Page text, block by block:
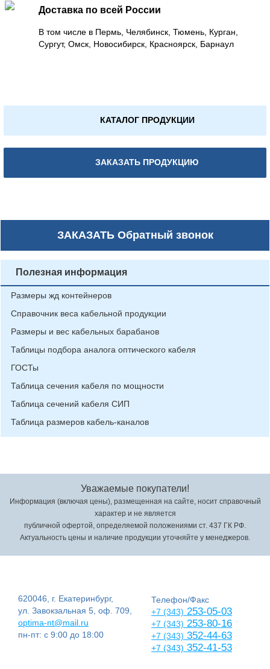
Доставка по всей России
В том числе в Пермь, Челябинск, Тюмень, Курган,
Сургут, Омск, Новосибирск, Красноярск, Барнаул
КАТАЛОГ ПРОДУКЦИИ
ЗАКАЗАТЬ ПРОДУКЦИЮ
ЗАКАЗАТЬОбратный звонок
Полезная информация
Размеры жд контейнеров
Справочник веса кабельной продукции
Размеры и вес кабельных барабанов
Таблицы подбора аналога оптического кабеля
ГОСТы
Таблица сечения кабеля по мощности
Таблица сечений кабеля СИП
Таблица размеров кабель-каналов
Уважаемые покупатели!
Информация (включая цены), размещенная на сайте, носит справочный
характер и не является
публичной офертой, определяемой положениями ст. 437 ГК РФ.
Актуальность цены и наличие продукции уточняйте у менеджеров.
620046, г. Екатеринбург,
ул. Завокзальная 5, оф. 709,
optima-nt@mail.ru
пн-пт: с 9:00 до 18:00
Телефон/Факс
+7 (343) 253-05-03
+7 (343) 253-80-16
+7 (343) 352-44-63
+7 (343) 352-41-53